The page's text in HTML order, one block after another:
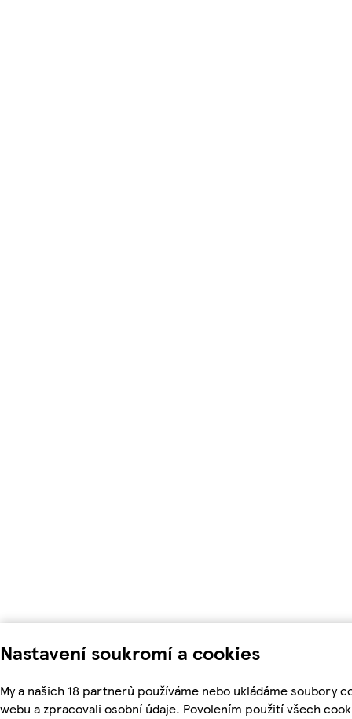
Nastavení soukromí a cookies
My a našich 18 partnerů používáme nebo ukládáme soubory
webu a zpracovali osobní údaje. Povolením použití všech